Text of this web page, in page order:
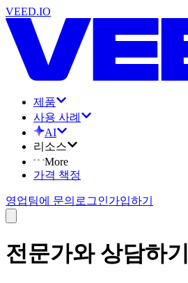
VEED.IO
제품
사용 사례
AI
리소스
More
가격 책정
영업팀에 문의 로그인가입하기
전문가와 상담하기